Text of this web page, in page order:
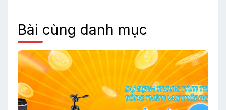
Bài cùng danh mục